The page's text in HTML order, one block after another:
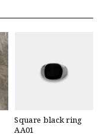
Square black ring
AA01